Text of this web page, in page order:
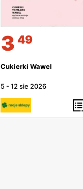
3 49
Cukierki Wawel
5 -12 sie 2026